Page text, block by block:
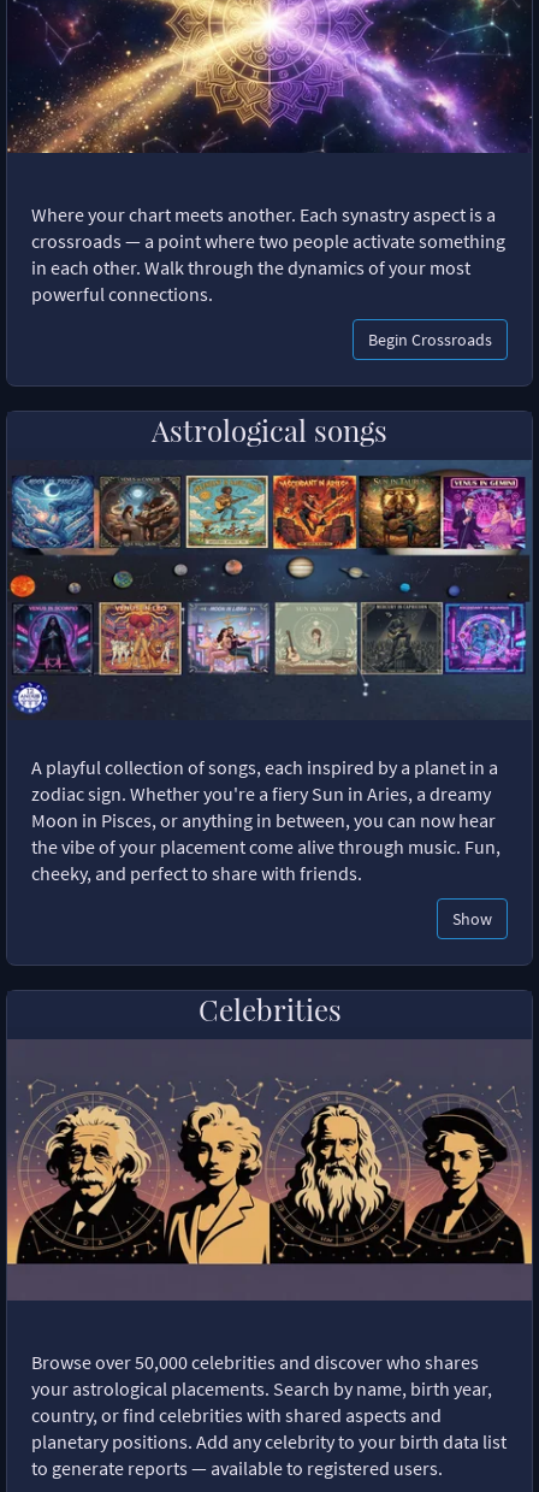
Where your chart meets another. Each synastry aspect is a
crossroads — a point where two people activate something
in each other. Walk through the dynamics of your most
powerful connections.
Begin Crossroads
Astrological songs
A playful collection of songs, each inspired by a planet in a
zodiac sign. Whether you're a fiery Sun in Aries, a dreamy
Moon in Pisces, or anything in between, you can now hear
the vibe of your placement come alive through music. Fun,
cheeky, and perfect to share with friends.
Show
Celebrities
Browse over 50,000 celebrities and discover who shares
your astrological placements. Search by name, birth year,
country, or find celebrities with shared aspects and
planetary positions. Add any celebrity to your birth data list
to generate reports — available to registered users.